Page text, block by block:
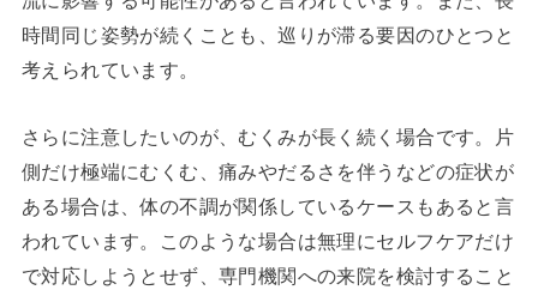
時間同じ姿勢が続くことも、巡りが滞る要因のひとつと
考えられています。
さらに注意したいのが、むくみが長く続く場合です。片
側だけ極端にむくむ、痛みやだるさを伴うなどの症状が
ある場合は、体の不調が関係しているケースもあると言
われています。このような場合は無理にセルフケアだけ
で対応しようとせず、専門機関への来院を検討すること